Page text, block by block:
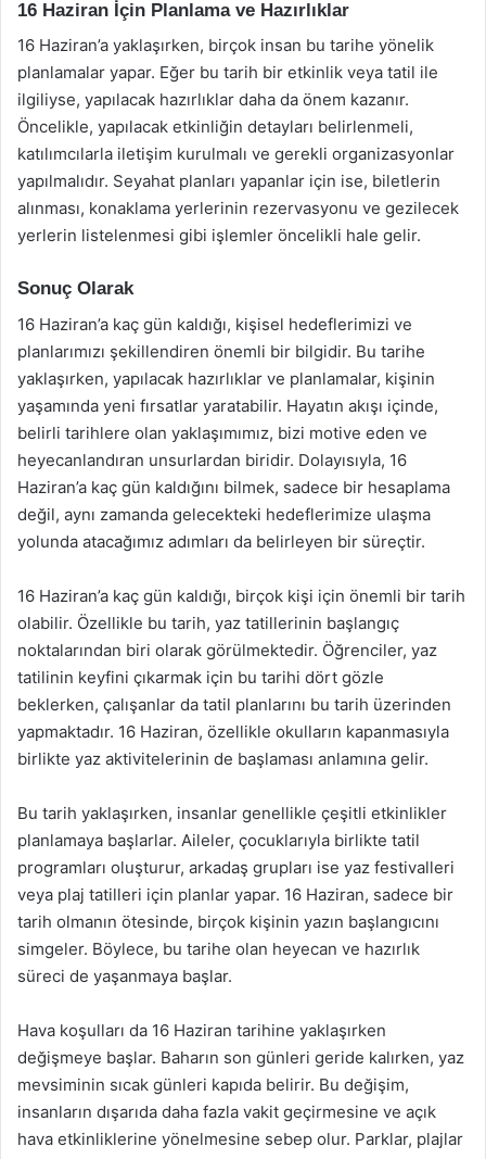
16 Haziran İçin Planlama ve Hazırlıklar
16 Haziran’a yaklaşırken, birçok insan bu tarihe yönelik
planlamalar yapar. Eğer bu tarih bir etkinlik veya tatil ile
ilgiliyse, yapılacak hazırlıklar daha da önem kazanır.
Öncelikle, yapılacak etkinliğin detayları belirlenmeli,
katılımcılarla iletişim kurulmalı ve gerekli organizasyonlar
yapılmalıdır. Seyahat planları yapanlar için ise, biletlerin
alınması, konaklama yerlerinin rezervasyonu ve gezilecek
yerlerin listelenmesi gibi işlemler öncelikli hale gelir.
Sonuç Olarak
16 Haziran’a kaç gün kaldığı, kişisel hedeflerimizi ve
planlarımızı şekillendiren önemli bir bilgidir. Bu tarihe
yaklaşırken, yapılacak hazırlıklar ve planlamalar, kişinin
yaşamında yeni fırsatlar yaratabilir. Hayatın akışı içinde,
belirli tarihlere olan yaklaşımımız, bizi motive eden ve
heyecanlandıran unsurlardan biridir. Dolayısıyla, 16
Haziran’a kaç gün kaldığını bilmek, sadece bir hesaplama
değil, aynı zamanda gelecekteki hedeflerimize ulaşma
yolunda atacağımız adımları da belirleyen bir süreçtir.
16 Haziran’a kaç gün kaldığı, birçok kişi için önemli bir tarih
olabilir. Özellikle bu tarih, yaz tatillerinin başlangıç
noktalarından biri olarak görülmektedir. Öğrenciler, yaz
tatilinin keyfini çıkarmak için bu tarihi dört gözle
beklerken, çalışanlar da tatil planlarını bu tarih üzerinden
yapmaktadır. 16 Haziran, özellikle okulların kapanmasıyla
birlikte yaz aktivitelerinin de başlaması anlamına gelir.
Bu tarih yaklaşırken, insanlar genellikle çeşitli etkinlikler
planlamaya başlarlar. Aileler, çocuklarıyla birlikte tatil
programları oluşturur, arkadaş grupları ise yaz festivalleri
veya plaj tatilleri için planlar yapar. 16 Haziran, sadece bir
tarih olmanın ötesinde, birçok kişinin yazın başlangıcını
simgeler. Böylece, bu tarihe olan heyecan ve hazırlık
süreci de yaşanmaya başlar.
Hava koşulları da 16 Haziran tarihine yaklaşırken
değişmeye başlar. Baharın son günleri geride kalırken, yaz
mevsiminin sıcak günleri kapıda belirir. Bu değişim,
insanların dışarıda daha fazla vakit geçirmesine ve açık
hava etkinliklerine yönelmesine sebep olur. Parklar, plajlar